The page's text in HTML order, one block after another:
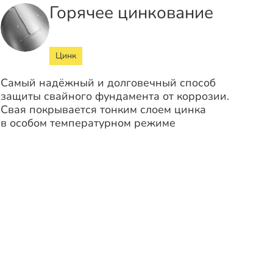
Горячее цинкование
Цинк
Самый надёжный и долговечный способ
защиты свайного фундамента от коррозии.
Свая покрывается тонким слоем цинка
в особом температурном режиме